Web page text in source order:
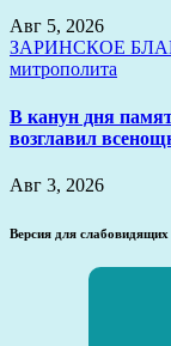
Авг 5, 2026
ЗАРИНСКОЕ
митрополита
В канун дня
возглавил
Авг 3, 2026
Версия для слабовидящих